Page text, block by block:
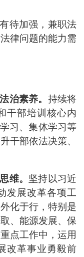
待加强，兼职法
律问题的能力需
治素养。 持续将
干部培训核心内
习 、集体学习等
干部依法决策、
维。 坚持以习近
发展改革各项工
化于行，特别是
、能源发展、保
点工作中，运用
改革事业勇毅前